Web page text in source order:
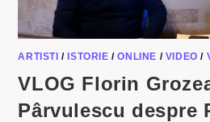
IANUARIE
ARTISTI /ISTORIE /ONLINE / VIDEO /
VLOG Florin
Pârvulescu despre